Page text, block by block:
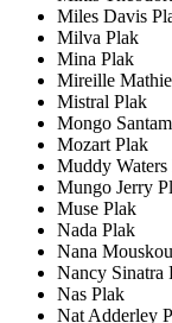
Miles Davis
Milva Plak
Mina Plak
Mireille
Mistral Plak
Mongo
Mozart Plak
Muddy Waters
Mungo Jerry
Muse Plak
Nada Plak
Nana
Nancy Sinatra
Nas Plak
Nat Adderley